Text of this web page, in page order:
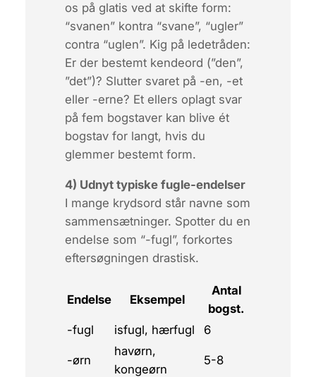
os på glatis ved at skifte form:
“svanen” kontra “svane”, “ugler”
contra “uglen”. Kig på ledetråden:
Er der bestemt kendeord (”den”,
”det”)? Slutter svaret på -en, -et
eller -erne? Et ellers oplagt svar
på fem bogstaver kan blive ét
bogstav for langt, hvis du
glemmer bestemt form.
4) Udnyt typiske fugle-endelser
I mange krydsord står navne som
sammensætninger. Spotter du en
endelse som “-fugl”, forkortes
eftersøgningen drastisk.
Endelse Eksempel
Antal
bogst.
-fugl
isfugl, hærfugl 6
-ørn
havørn,
kongeørn
5-8